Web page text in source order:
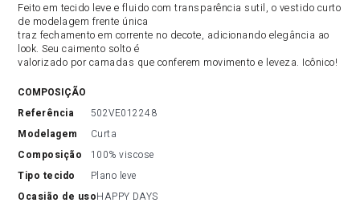
Feito em tecido leve e fluido com transparência sutil, o vestido curto
de modelagem frente única
traz fechamento em corrente no decote, adicionando elegância ao
look. Seu caimento solto é
valorizado por camadas que conferem movimento e leveza. Icônico!
COMPOSIÇÃO
referência
502VE012248
modelagem
Curta
composição
100% viscose
tipo tecido
Plano leve
ocasião de usoHAPPY DAYS